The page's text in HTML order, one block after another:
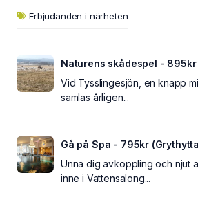
Erbjudanden i närheten
Naturens skådespel - 895kr
Vid Tysslingesjön, en knapp
samlas årligen...
Gå på Spa - 795kr
Unna dig avkoppling och njut
inne i Vattensalong...